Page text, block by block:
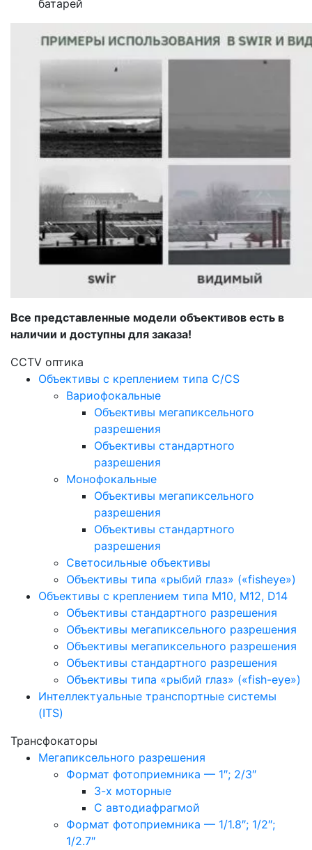
батарей
Все представленные модели объективов есть в
наличии и доступны для заказа!
CCTV оптика
Объективы с креплением типа C/CS
Вариофокальные
Объективы мегапиксельного
разрешения
Объективы стандартного
разрешения
Монофокальные
Объективы мегапиксельного
разрешения
Объективы стандартного
разрешения
Светосильные объективы
Объективы типа «рыбий глаз» («fisheye»)
Объективы с креплением типа M10, M12, D14
Объективы стандартного разрешения
Объективы мегапиксельного разрешения
Объективы мегапиксельного разрешения
Объективы стандартного разрешения
Объективы типа «рыбий глаз» («fish-eye»)
Интеллектуальные транспортные системы
(ITS)
Трансфокаторы
Мегапиксельного разрешения
Формат фотоприемника — 1″; 2/3″
3-х моторные
С автодиафрагмой
Формат фотоприемника — 1/1.8″; 1/2″;
1/2.7″